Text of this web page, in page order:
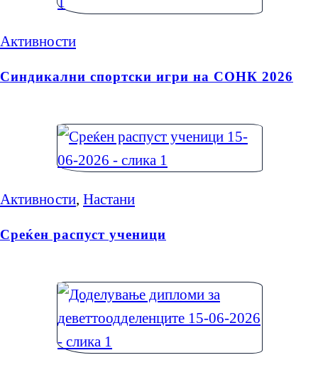
Активности
Синдикални спортски игри на СОНК 2026
Активности Настани
Среќен распуст ученици